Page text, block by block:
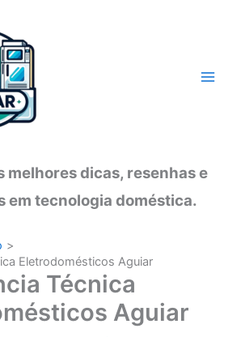
melhores dicas, resenhas e
em tecnologia doméstica.
Eletrodomésticos Aguiar
Técnica
Aguiar